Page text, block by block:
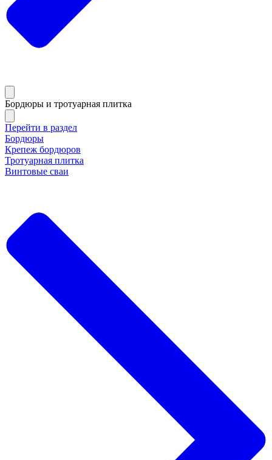
Бордюры и тротуарная плитка
Перейти в раздел
Бордюры
Крепеж бордюров
Тротуарная плитка
Винтовые сваи